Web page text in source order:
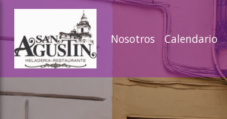
slideout menu.
Nosotros Calendario